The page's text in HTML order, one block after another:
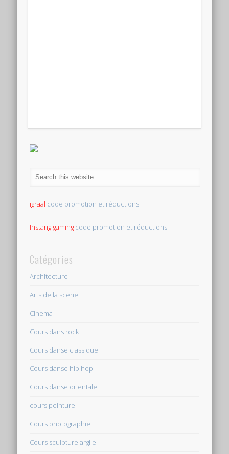
igraal code promotion et réductions
Instang gaming code promotion et réductions
Catégories
Architecture
Arts de la scene
Cinema
Cours dans rock
Cours danse classique
Cours danse hip hop
Cours danse orientale
cours peinture
Cours photographie
Cours sculpture argile